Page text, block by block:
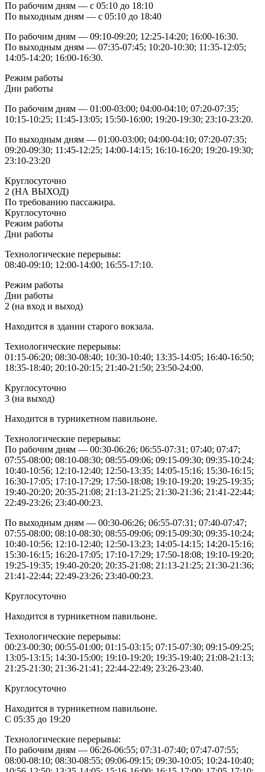
По рабочим дням — с 05:10 до 18:10
По выходным дням — с 05:10 до 18:40
По рабочим дням — 09:10-09:20; 12:25-14:20; 16:00-16:30.
По выходным дням — 07:35-07:45; 10:20-10:30; 11:35-12:05;
14:05-14:20; 16:00-16:30.
Режим работы
Дни работы
По рабочим дням — 01:00-03:00; 04:00-04:10; 07:20-07:35;
10:15-10:25; 11:45-13:05; 15:50-16:00; 19:20-19:30; 23:10-23:20.
По выходным дням — 01:00-03:00; 04:00-04:10; 07:20-07:35;
09:20-09:30; 11:45-12:25; 14:00-14:15; 16:10-16:20; 19:20-19:30;
23:10-23:20
Круглосуточно
2 (НА ВЫХОД)
По требованию пассажира.
Круглосуточно
Режим работы
Дни работы
Технологические перерывы:
08:40-09:10; 12:00-14:00; 16:55-17:10.
Режим работы
Дни работы
2 (на вход и выход)
Находится в здании старого вокзала.
Технологические перерывы:
01:15-06:20; 08:30-08:40; 10:30-10:40; 13:35-14:05; 16:40-16:50;
18:35-18:40; 20:10-20:15; 21:40-21:50; 23:50-24:00.
Круглосуточно
3 (на выход)
Находится в турникетном павильоне.
Технологические перерывы:
По рабочим дням — 00:30-06:26; 06:55-07:31; 07:40; 07:47;
07:55-08:00; 08:10-08:30; 08:55-09:06; 09:15-09:30; 09:35-10:24;
10:40-10:56; 12:10-12:40; 12:50-13:35; 14:05-15:16; 15:30-16:15;
16:30-17:05; 17:10-17:29; 17:50-18:08; 19:10-19:20; 19:25-19:35;
19:40-20:20; 20:35-21:08; 21:13-21:25; 21:30-21:36; 21:41-22:44;
22:49-23:26; 23:40-00:23.
По выходным дням — 00:30-06:26; 06:55-07:31; 07:40-07:47;
07:55-08:00; 08:10-08:30; 08:55-09:06; 09:15-09:30; 09:35-10:24;
10:40-10:56; 12:10-12:40; 12:50-13:23; 14:05-14:15; 14:20-15:16;
15:30-16:15; 16:20-17:05; 17:10-17:29; 17:50-18:08; 19:10-19:20;
19:25-19:35; 19:40-20:20; 20:35-21:08; 21:13-21:25; 21:30-21:36;
21:41-22:44; 22:49-23:26; 23:40-00:23.
Круглосуточно
Находится в турникетном павильоне.
Технологические перерывы:
00:23-00:30; 00:55-01:00; 01:15-03:15; 07:15-07:30; 09:15-09:25;
13:05-13:15; 14:30-15:00; 19:10-19:20; 19:35-19:40; 21:08-21:13;
21:25-21:30; 21:36-21:41; 22:44-22:49; 23:26-23:40.
Круглосуточно
Находится в турникетном павильоне.
С 05:35 до 19:20
Технологические перерывы:
По рабочим дням — 06:26-06:55; 07:31-07:40; 07:47-07:55;
08:00-08:10; 08:30-08:55; 09:06-09:15; 09:30-10:05; 10:24-10:40;